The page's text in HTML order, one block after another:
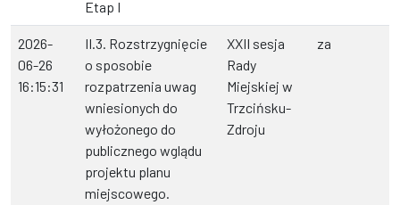
Etap I
2026-
06-26
16:15:31
II.3. Rozstrzygnięcie
o sposobie
rozpatrzenia uwag
wniesionych do
wyłożonego do
publicznego wglądu
projektu planu
miejscowego.
XXII sesja
Rady
Miejskiej w
Trzcińsku-
Zdroju
za